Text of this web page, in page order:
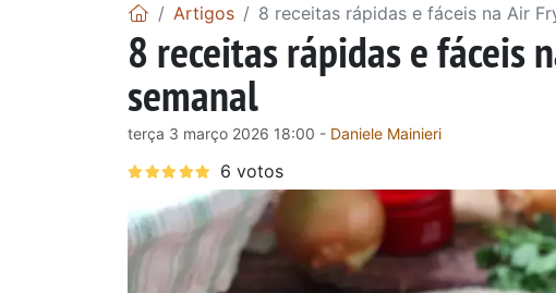
Artigos 8 receitas rápidas e fáceis na Air
8 receitas rápidas e fáceis
semanal
terça 3 março 2026 18:00 - Daniele Mainieri